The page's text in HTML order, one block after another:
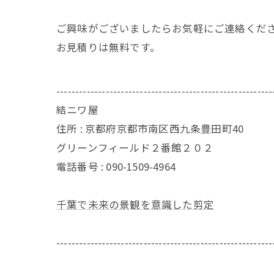
ご興味がございましたらお気軽にご連絡くださ
お見積りは無料です。
結ニワ屋
住所 : 京都府京都市南区西九条豊田町40
グリーンフィールド２番館２０２
電話番号 : 090-1509-4964
千葉で未来の景観を意識した剪定